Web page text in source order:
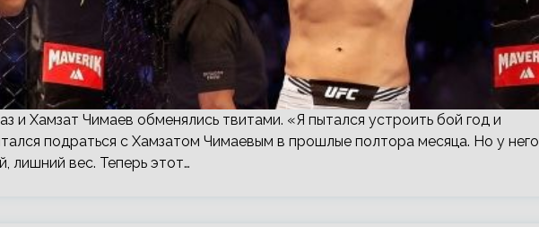
и Хамзат Чимаев обменялись твитами. «Я пытался устроить бой год и
подраться с Хамзатом Чимаевым в прошлые полтора месяца. Но у него
лишний вес. Теперь этот…